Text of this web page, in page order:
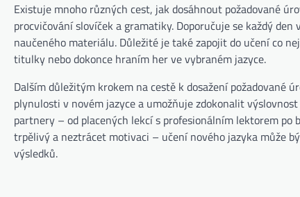
Existuje mnoho různých cest, jak dosáhnout požadované
procvičování slovíček a gramatiky. Doporučuje se každý
naučeného materiálu. Důležité je také zapojit do učení co
titulky nebo dokonce hraním her ve vybraném jazyce.
Dalším důležitým krokem na cestě k dosažení požadované
plynulosti v novém jazyce a umožňuje zdokonalit
partnery – od placených lekcí s profesionálním lektorem
trpělivý a neztrácet motivaci – učení nového jazyka může
výsledků.